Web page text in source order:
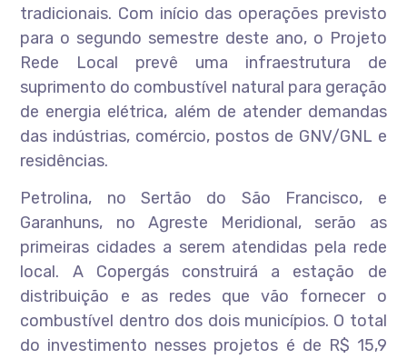
tradicionais. Com início das operações previsto
para o segundo semestre deste ano, o Projeto
Rede Local prevê uma infraestrutura de
suprimento do combustível natural para geração
de energia elétrica, além de atender demandas
das indústrias, comércio, postos de GNV/GNL e
residências.
Petrolina, no Sertão do São Francisco, e
Garanhuns, no Agreste Meridional, serão as
primeiras cidades a serem atendidas pela rede
local. A Copergás construirá a estação de
distribuição e as redes que vão fornecer o
combustível dentro dos dois municípios. O total
do investimento nesses projetos é de R$ 15,9